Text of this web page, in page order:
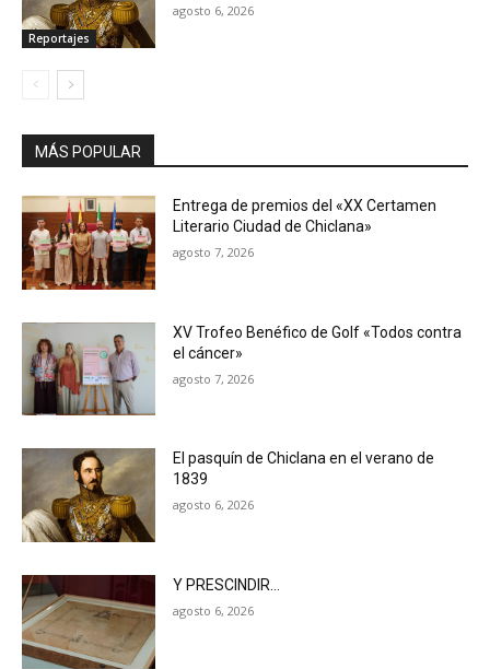
Reportajes
agosto 6, 2026
MÁS POPULAR
Entrega de premios del «XX Certamen
Literario Ciudad de Chiclana»
agosto 7, 2026
XV Trofeo Benéfico de Golf «Todos contra
el cáncer»
agosto 7, 2026
El pasquín de Chiclana en el verano de
1839
agosto 6, 2026
Y PRESCINDIR…
agosto 6, 2026